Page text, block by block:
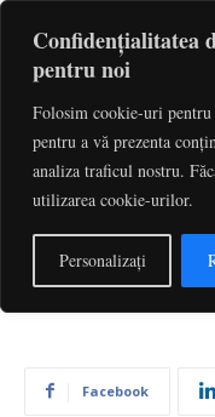
Confidențialitatea
pentru noi
Folosim cookie-uri pentru
pentru a vă prezenta
analiza traficul nostru.
utilizarea cookie-urilor.
Personalizați
Codul de
Art. 574
De către Redactia iulie
Facebook